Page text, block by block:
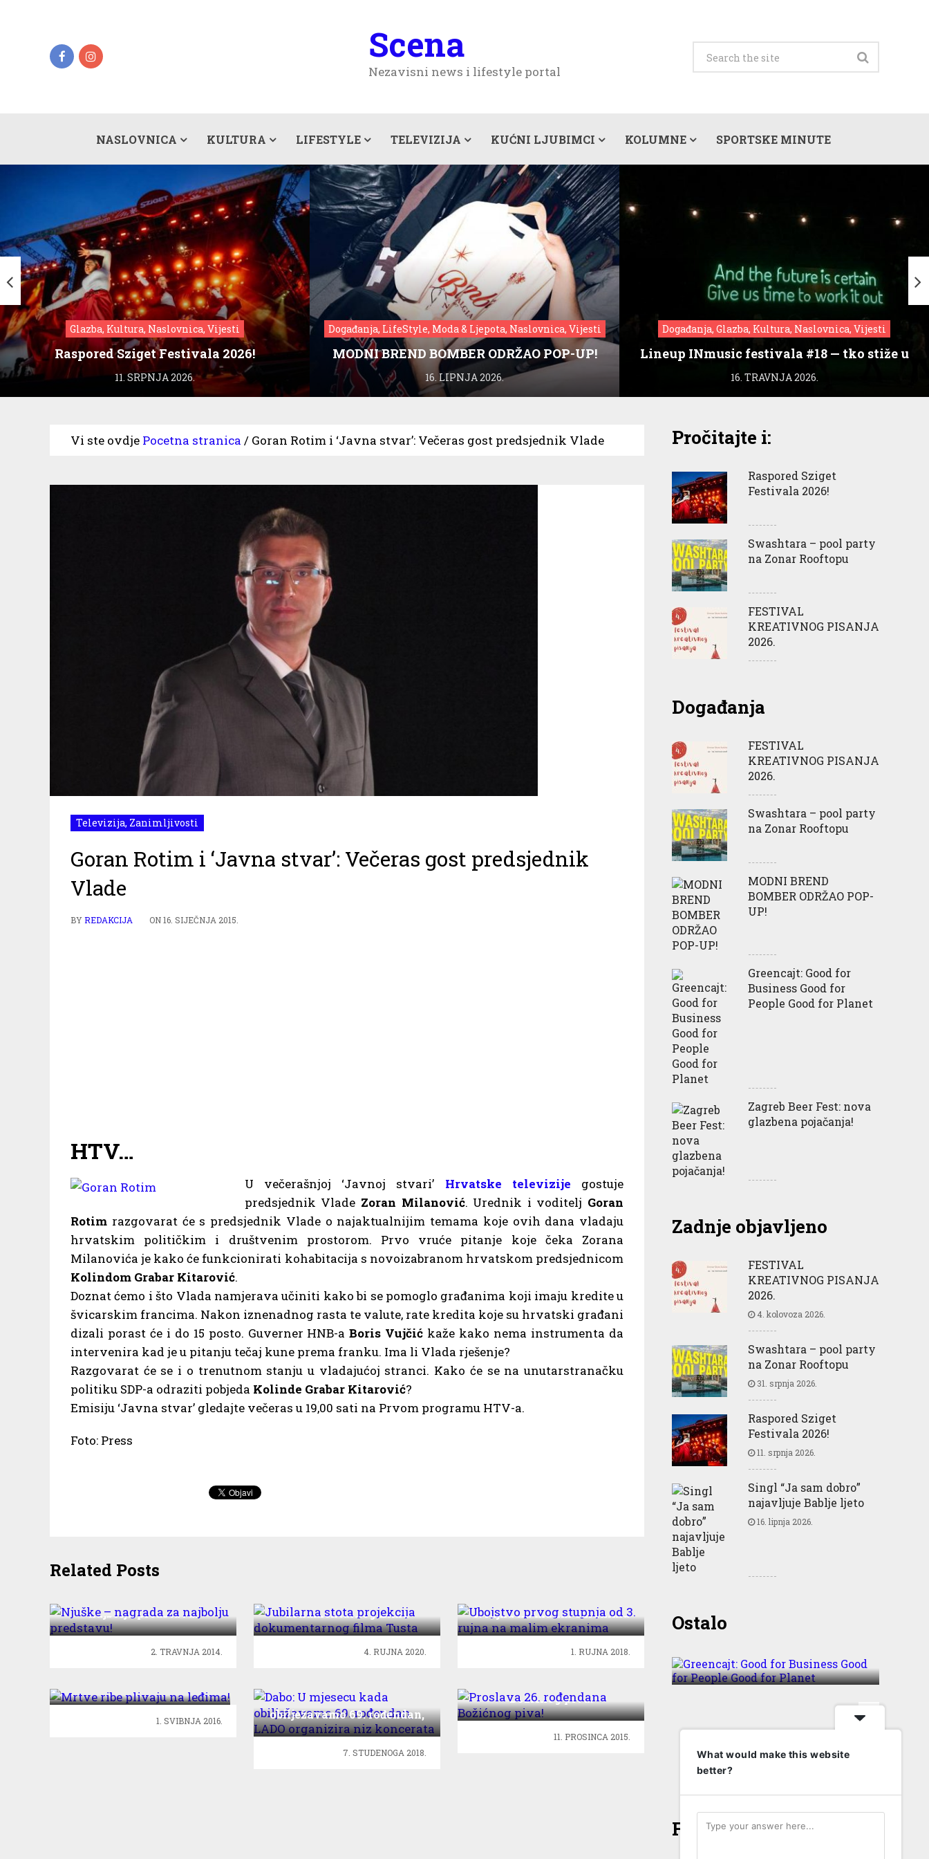
Scena
Nezavisni news i lifestyle portal
NASLOVNICA KULTURA LIFESTYLE TELEVIZIJA KUĆNI LJUBIMCI KOLUMNE SPORTSKE MINUTE
Glazba, Kultura, Naslovnica, Vijesti
Raspored Sziget Festivala 2026!
11. SRPNJA 2026.
Događanja, LifeStyle, Moda & Ljepota, Naslovnica, Vijesti
MODNI BREND BOMBER ODRŽAO POP-UP!
16. LIPNJA 2026.
Događanja, Glazba, Kultura, Naslovnica, Vijesti
Lineup INmusic festivala #18 — tko stiže u
Zagreb?
16. TRAVNJA 2026.
Vi ste ovdje Pocetna stranica / Goran Rotim i ‘Javna stvar’: Večeras gost predsjednik Vlade
Televizija, Zanimljivosti
Goran Rotim i ‘Javna stvar’: Večeras gost predsjednik
Vlade
BYREDAKCIJA ON16. SIJEČNJA 2015.
HTV…
U večerašnjoj ‘Javnoj stvari’ Hrvatske televizije gostuje
predsjednik Vlade Zoran Milanović. Urednik i voditelj Goran
Rotim razgovarat će s predsjednik Vlade o najaktualnijim temama koje ovih dana vladaju
hrvatskim političkim i društvenim prostorom. Prvo vruće pitanje koje čeka Zorana
Milanovića je kako će funkcionirati kohabitacija s novoizabranom hrvatskom predsjednicom
Kolindom Grabar Kitarović.
Doznat ćemo i što Vlada namjerava učiniti kako bi se pomoglo građanima koji imaju kredite u
švicarskim francima. Nakon iznenadnog rasta te valute, rate kredita koje su hrvatski građani
dizali porast će i do 15 posto. Guverner HNB-aBoris Vujčić kaže kako nema instrumenta da
intervenira kad je u pitanju tečaj kune prema franku. Ima li Vlada rješenje?
Razgovarat će se i o trenutnom stanju u vladajućoj stranci. Kako će se na unutarstranačku
politiku SDP-a odraziti pobjeda Kolinde Grabar Kitarović?
Emisiju ‘Javna stvar’ gledajte večeras u 19,00 sati na Prvom programu HTV-a.
Foto: Press
Related Posts
najbolju predstavu!
2. TRAVNJA 2014.
dokumentarnog filma
Tusta
4. RUJNA 2020.
3. rujna na malim ekranima
1. RUJNA 2018.
1. SVIBNJA 2016.
Dabo: U mjesecu kada
obilježavamo 69. rođendan,
LADO organizira niz
7. STUDENOGA 2018.
Božićnog piva!
11. PROSINCA 2015.
Pročitajte i:
Raspored Sziget
Festivala 2026!
Swashtara – pool party
na Zonar Rooftopu
FESTIVAL
KREATIVNOG PISANJA
2026.
Događanja
FESTIVAL
KREATIVNOG PISANJA
2026.
Swashtara – pool party
na Zonar Rooftopu
MODNI BREND
BOMBER ODRŽAO POP-
UP!
Greencajt: Good for
Business Good for
People Good for Planet
Zagreb Beer Fest: nova
glazbena pojačanja!
Zadnje objavljeno
FESTIVAL
KREATIVNOG PISANJA
2026.
4. kolovoza 2026.
Swashtara – pool party
na Zonar Rooftopu
31. srpnja 2026.
Raspored Sziget
Festivala 2026!
11. srpnja 2026.
Singl “Ja sam dobro”
najavljuje Bablje ljeto
16. lipnja 2026.
OstaloGreencajt: Good for
Business Good for People
Face
What would make this website
better?